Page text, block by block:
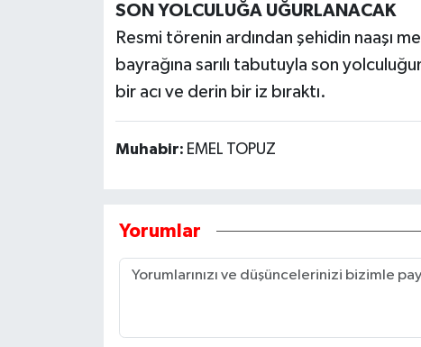
SON YOLCULUĞA UĞURLANACAK
Resmi törenin ardından şehidin naaşı
bayrağına sarılı tabutuyla son
bir acı ve derin bir iz bıraktı.
Muhabir: EMEL TOPUZ
Yorumlar